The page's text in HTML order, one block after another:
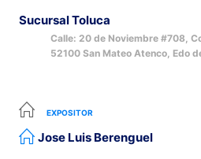
Sucursal Toluca
Calle: 20 de Noviembre #708,
52100 San Mateo Atenco, Edo
EXPOSITOR
Jose Luis Berenguel